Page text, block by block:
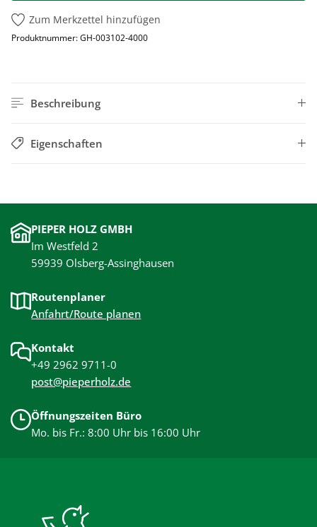
Zum Merkzettel hinzufügen
Produktnummer:GH-003102-4000
Beschreibung
Eigenschaften
PIEPER HOLZ GMBH
Im Westfeld 2
59939 Olsberg-Assinghausen
Routenplaner
Anfahrt/Route planen
Kontakt
+49 2962 9711-0
post@pieperholz.de
Öffnungszeiten Büro
Mo. bis Fr.: 8:00 Uhr bis 16:00 Uhr